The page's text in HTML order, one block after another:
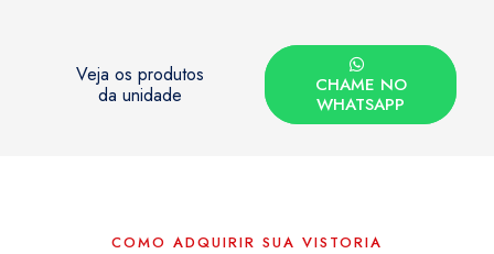
Veja os produtos
da unidade
CHAME NO
WHATSAPP
COMO ADQUIRIR SUA VISTORIA